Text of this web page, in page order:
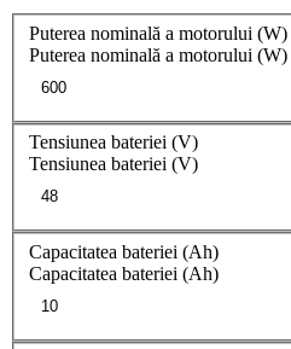
Puterea nominală a motorului (W)
Puterea nominală a motorului (W)
Tensiunea bateriei (V)
Tensiunea bateriei (V)
Capacitatea bateriei (Ah)
Capacitatea bateriei (Ah)